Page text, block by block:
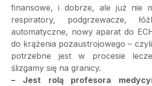
finansowe, i dobrze, ale już nie
respiratory, podgrzewacze,
automatyczne, nowy aparat do
do krążenia pozaustrojowego –
potrzebne jest w procesie
ślizgamy się na granicy.
– Jest rolą profesora